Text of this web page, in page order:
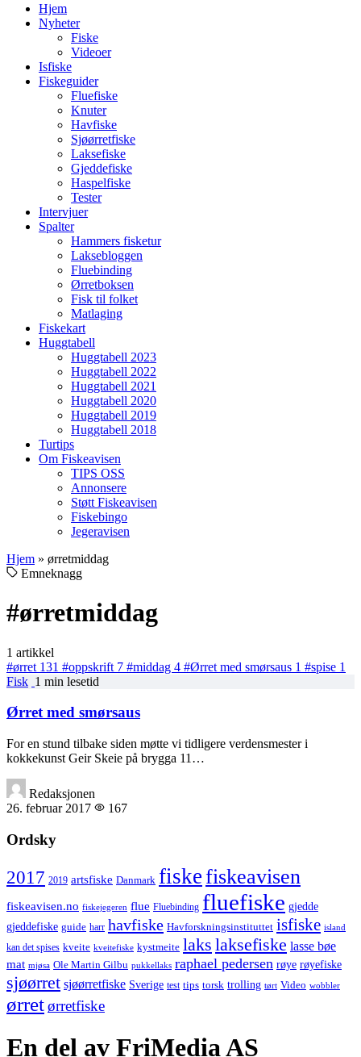
Hjem
Nyheter
Fiske
Videoer
Isfiske
Fiskeguider
Fluefiske
Knuter
Havfiske
Sjøørretfiske
Laksefiske
Gjeddefiske
Haspelfiske
Tester
Intervjuer
Spalter
Hammers fisketur
Laksebloggen
Fluebinding
Ørretboksen
Fisk til folket
Matlaging
Fiskekart
Huggtabell
Huggtabell 2023
Huggtabell 2022
Huggtabell 2021
Huggtabell 2020
Huggtabell 2019
Huggtabell 2018
Turtips
Om Fiskeavisen
TIPS OSS
Annonsere
Støtt Fiskeavisen
Fiskebingo
Jegeravisen
Hjem » ørretmiddag
Emneknagg
#ørretmiddag
1 artikkel
#ørret 131 #oppskrift 7 #middag 4 #Ørret med smørsaus 1 #spise 1
Fisk 1 min lesetid
Ørret med smørsaus
For en stund tilbake siden møtte vi tidligere verdensmester i
kokkekunst Geir Skeie på brygga 11…
Redaksjonen
26. februar 2017
167
Ordsky
2017 2019 artsfiske Danmark fiskefiskeavisen
fiskeavisen.no fiskejegeren flue Fluebinding fluefiske gjedde
gjeddefiske guide harr havfiske Havforskningsinstituttet isfiske island
kan det spises kveite kveitefiske kystmeite laks laksefiske lasse bøe
mat mjøsa Ole Martin Gilbu pukkellaks raphael pedersen røye røyefiske
sjøørret sjøørretfiske Sverige test tips torsk trolling tørt Video wobbler
ørretørretfiske
En del av FriMedia AS